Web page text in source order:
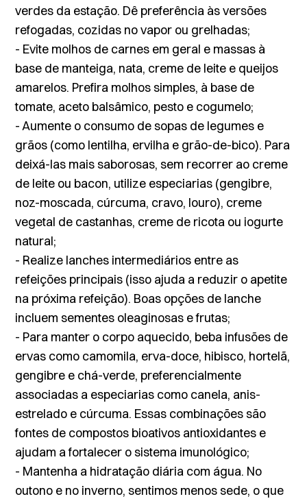
verdes da estação. Dê preferência às versões
refogadas, cozidas no vapor ou grelhadas;
- Evite molhos de carnes em geral e massas à
base de manteiga, nata, creme de leite e queijos
amarelos. Prefira molhos simples, à base de
tomate, aceto balsâmico, pesto e cogumelo;
- Aumente o consumo desopas de legumes e
grãos (como lentilha, ervilha e grão-de-bico). Para
deixá-las mais saborosas, sem recorrer ao creme
de leite ou bacon, utilize especiarias (gengibre,
noz-moscada, cúrcuma, cravo, louro), creme
vegetal de castanhas, creme de ricota ou iogurte
natural;
- Realize lanches intermediários entre as
refeições principais (isso ajuda a reduzir o apetite
na próxima refeição). Boas opções de lanche
incluem sementes oleaginosas e frutas;
- Para manter o corpo aquecido, beba infusões de
ervas como camomila, erva-doce, hibisco, hortelã,
gengibre e chá-verde, preferencialmente
associadas a especiarias como canela, anis-
estrelado e cúrcuma. Essas combinações são
fontes de compostos bioativos antioxidantes e
ajudam a fortalecer o sistema imunológico;
- Mantenha a hidratação diária com água. No
outono e no inverno, sentimos menos sede, o que